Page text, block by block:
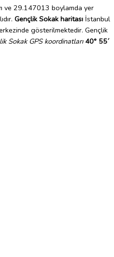
29.147013 boylamda yer
Gençlik Sokak haritası İstanbul
gösterilmektedir. Gençlik
Sokak GPS koordinatları 40° 55´